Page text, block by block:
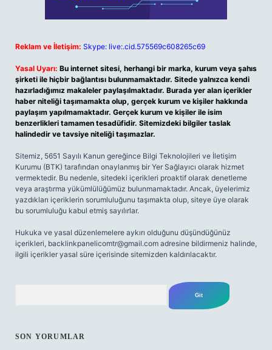
Reklam ve İletişim: Skype: live:.cid.575569c608265c69
Yasal Uyarı: Bu internet sitesi, herhangi bir marka, kurum veya şahıs
şirketi ile hiçbir bağlantısı bulunmamaktadır. Sitede yalnızca kendi
hazırladığımız makaleler paylaşılmaktadır. Burada yer alan içerikler
haber niteliği taşımamakta olup, gerçek kurum ve kişiler hakkında
paylaşım yapılmamaktadır. Gerçek kurum ve kişiler ile isim
benzerlikleri tamamen tesadüfidir. Sitemizdeki bilgiler taslak
halindedir ve tavsiye niteliği taşımazlar.
Sitemiz, 5651 Sayılı Kanun gereğince Bilgi Teknolojileri ve İletişim
Kurumu (BTK) tarafından onaylanmış bir Yer Sağlayıcı olarak hizmet
vermektedir. Bu nedenle, sitedeki içerikleri proaktif olarak denetleme
veya araştırma yükümlülüğümüz bulunmamaktadır. Ancak, üyelerimiz
yazdıkları içeriklerin sorumluluğunu taşımakta olup, siteye üye olarak
bu sorumluluğu kabul etmiş sayılırlar.
Hukuka ve yasal düzenlemelere aykırı olduğunu düşündüğünüz
içerikleri, backlinkpanelicomtr@gmail.com adresine bildirmeniz halinde,
ilgili içerikler yasal süre içerisinde sitemizden kaldırılacaktır.
SON YORUMLAR